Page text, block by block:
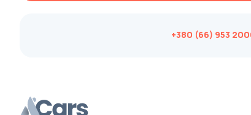
Dadi
+380 (66) 953